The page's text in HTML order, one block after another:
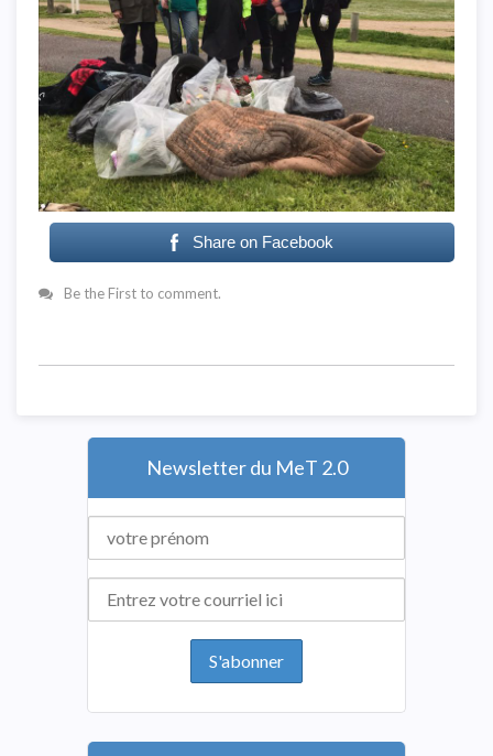
Share on Facebook
Be the First to comment.
Newsletter du MeT 2.0